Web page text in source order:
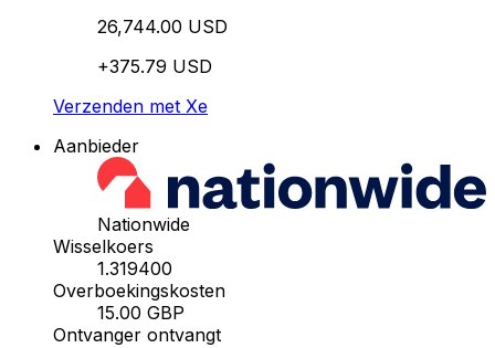
26,744.00 USD
+375.79 USD
Verzenden met Xe
Aanbieder
Nationwide
Wisselkoers
1.319400
Overboekingskosten
15.00 GBP
Ontvanger ontvangt